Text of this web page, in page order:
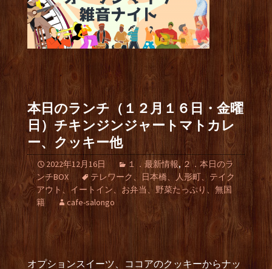
本日のランチ（１２月１６日・金曜
日）チキンジンジャートマトカレ
ー、クッキー他
2022年12月16日 １．最新情報,２．本日のラ
ンチBOX
テレワーク、日本橋、人形町、テイク
アウト、イートイン、お弁当、野菜たっぷり、無国
籍
cafe-salongo
オプションスイーツ、ココアのクッキーからナッ